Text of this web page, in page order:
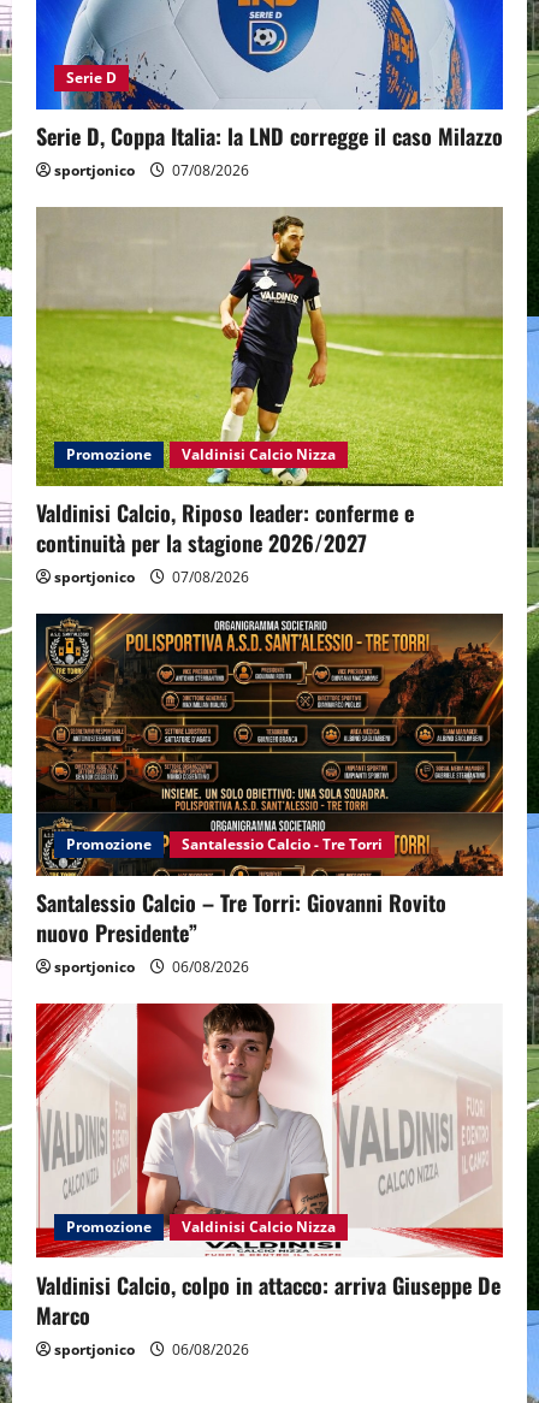
Serie D
Serie D, Coppa Italia: la LND corregge il caso Milazzo
sportjonico 07/08/2026
Promozione Valdinisi Calcio Nizza
Valdinisi Calcio, Riposo leader: conferme e
continuità per la stagione 2026/2027
sportjonico 07/08/2026
Promozione Santalessio Calcio - Tre Torri
Santalessio Calcio – Tre Torri: Giovanni Rovito
nuovo Presidente”
sportjonico 06/08/2026
Promozione Valdinisi Calcio Nizza
Valdinisi Calcio, colpo in attacco: arriva Giuseppe De
Marco
sportjonico 06/08/2026